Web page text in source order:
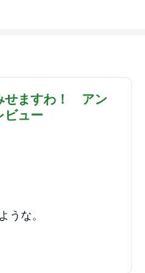
せますわ！ アン
ビュー
うな。